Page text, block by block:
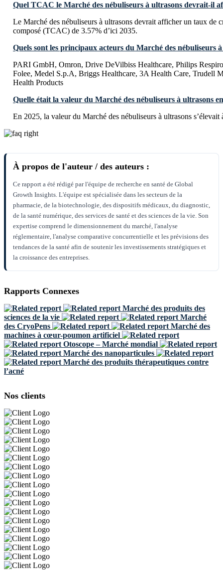
Quel TCAC le Marché des nébuliseurs à ultrasons devrait-il
Le Marché des nébuliseurs à ultrasons devrait afficher un taux de
composé (TCAC) de 3.57% d’ici 2035.
Quels sont les principaux acteurs du Marché des nébuliseurs
PARI GmbH, Omron, Drive DeVilbiss Healthcare, Philips
Folee, Medel S.p.A, Briggs Healthcare, 3A Health Care, Trudell
Health Products
Quelle était la valeur du Marché des nébuliseurs à ultrasons
En 2025, la valeur du Marché des nébuliseurs à ultrasons
À propos de l'auteur / des auteurs :
Ce rapport a été rédigé par l'équipe de recherche en santé de Global
Growth Insights. L'équipe est spécialisée dans les secteurs de la
pharmacie, de la biotechnologie, des dispositifs médicaux, du diagnostic,
de la santé numérique, des services de santé et des sciences de la vie. Son
expertise comprend le dimensionnement du marché, l'analyse
réglementaire, l'analyse comparative concurrentielle et les prévisions des
tendances de la santé afin de soutenir les investissements stratégiques et
la croissance des entreprises.
Rapports Connexes
Marché des produits des
sciences de la vie
Marché
des CryoPens
Marché des
machines à cœur-poumon artificiel
Otoscope – Marché mondial
Marché des nanoparticules
Marché des produits thérapeutiques contre
l’acné
Nos clients